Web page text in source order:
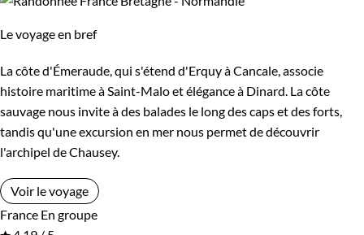
Le voyage en bref
La côte d'Émeraude, qui s'étend d'Erquy à Cancale, associe
histoire maritime à Saint-Malo et élégance à Dinard. La côte
sauvage nous invite à des balades le long des caps et des forts,
tandis qu'une excursion en mer nous permet de découvrir
l'archipel de Chausey.
Voir le voyage
France En groupe